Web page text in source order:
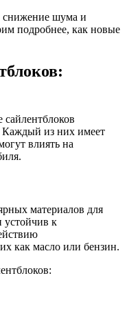
снижение шума и
подробнее, как новые
Каждый из них имеет
влиять на
материалов для
устойчив к
как масло или бензин.